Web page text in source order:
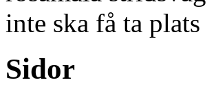
inte ska få ta
Sidor